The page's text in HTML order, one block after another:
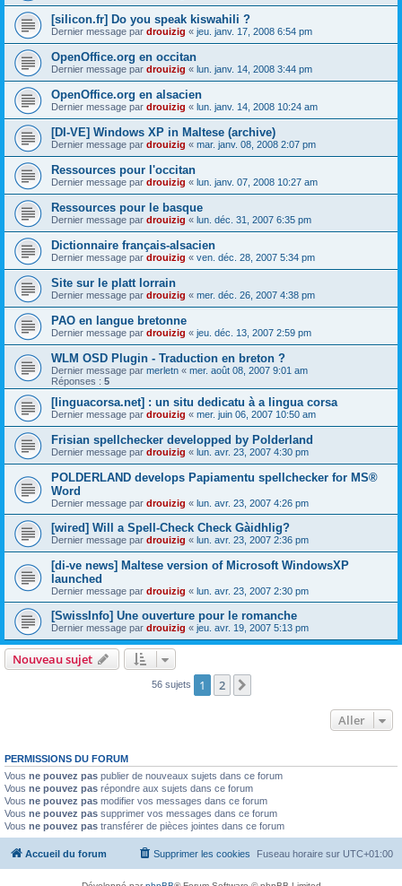
[silicon.fr] Do you speak kiswahili ?
Dernier message par drouizig « jeu. janv. 17, 2008 6:54 pm
OpenOffice.org en occitan
Dernier message par drouizig « lun. janv. 14, 2008 3:44 pm
OpenOffice.org en alsacien
Dernier message par drouizig « lun. janv. 14, 2008 10:24 am
[DI-VE] Windows XP in Maltese (archive)
Dernier message par drouizig « mar. janv. 08, 2008 2:07 pm
Ressources pour l'occitan
Dernier message par drouizig « lun. janv. 07, 2008 10:27 am
Ressources pour le basque
Dernier message par drouizig « lun. déc. 31, 2007 6:35 pm
Dictionnaire français-alsacien
Dernier message par drouizig « ven. déc. 28, 2007 5:34 pm
Site sur le platt lorrain
Dernier message par drouizig « mer. déc. 26, 2007 4:38 pm
PAO en langue bretonne
Dernier message par drouizig « jeu. déc. 13, 2007 2:59 pm
WLM OSD Plugin - Traduction en breton ?
Dernier message par merletn « mer. août 08, 2007 9:01 am
Réponses : 5
[linguacorsa.net] : un situ dedicatu à a lingua corsa
Dernier message par drouizig « mer. juin 06, 2007 10:50 am
Frisian spellchecker developped by Polderland
Dernier message par drouizig « lun. avr. 23, 2007 4:30 pm
POLDERLAND develops Papiamentu spellchecker for MS®
Word
Dernier message par drouizig « lun. avr. 23, 2007 4:26 pm
[wired] Will a Spell-Check Check Gàidhlig?
Dernier message par drouizig « lun. avr. 23, 2007 2:36 pm
[di-ve news] Maltese version of Microsoft WindowsXP
launched
Dernier message par drouizig « lun. avr. 23, 2007 2:30 pm
[SwissInfo] Une ouverture pour le romanche
Dernier message par drouizig « jeu. avr. 19, 2007 5:13 pm
Nouveau sujet
56 sujets 1 2
Aller
PERMISSIONS DU FORUM
Vous ne pouvez pas publier de nouveaux sujets dans ce forum
Vous ne pouvez pas répondre aux sujets dans ce forum
Vous ne pouvez pas modifier vos messages dans ce forum
Vous ne pouvez pas supprimer vos messages dans ce forum
Vous ne pouvez pas transférer de pièces jointes dans ce forum
Accueil du forum Fuseau horaire sur UTC+01:00
Supprimer les cookies